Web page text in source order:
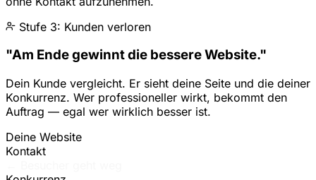
Stufe 3: Kunden verloren
"Am Ende gewinnt die bessere Website."
Dein Kunde vergleicht. Er sieht deine Seite und die deiner
Konkurrenz. Wer professioneller wirkt, bekommt den
Auftrag — egal wer wirklich besser ist.
Deine Website
Kontakt